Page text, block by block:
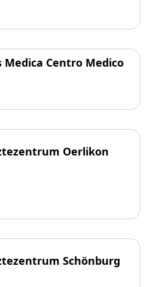
Medica Centro Medico
Oerlikon
Schönburg